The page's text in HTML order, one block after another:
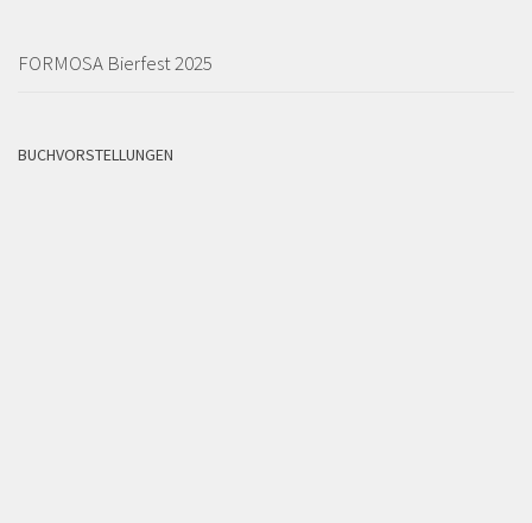
FORMOSA Bierfest 2025
BUCHVORSTELLUNGEN